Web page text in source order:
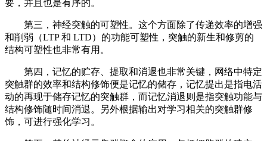
要，并且也是有序的。
第三，神经突触的可塑性。这个方面除了传递效率的增强
和削弱（LTP 和 LTD）的功能可塑性，突触的新生和修剪的
结构可塑性也非常有用。
第四，记忆的贮存、提取和消退也非常关键，网络中特定
突触群的效率和结构修饰便是记忆的储存，记忆提出是指电活
动的再现于储存记忆的突触群，而记忆消退则是指突触功能与
结构修饰随时间消退。另外根据输出对学习相关的突触群修
饰，可进行强化学习。